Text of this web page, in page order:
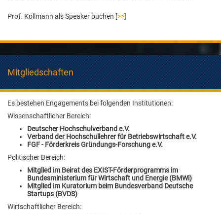
Prof. Kollmann als Speaker buchen [>>]
Mitgliedschaften
Es bestehen Engagements bei folgenden Institutionen:
Wissenschaftlicher Bereich:
Deutscher Hochschulverband e.V.
Verband der Hochschullehrer für Betriebswirtschaft e.V.
FGF - Förderkreis Gründungs-Forschung e.V.
Politischer Bereich:
Mitglied im Beirat des EXIST-Förderprogramms im
Bundesministerium für Wirtschaft und Energie (BMWi)
Mitglied im Kuratorium beim Bundesverband Deutsche
Startups (BVDS)
Wirtschaftlicher Bereich: